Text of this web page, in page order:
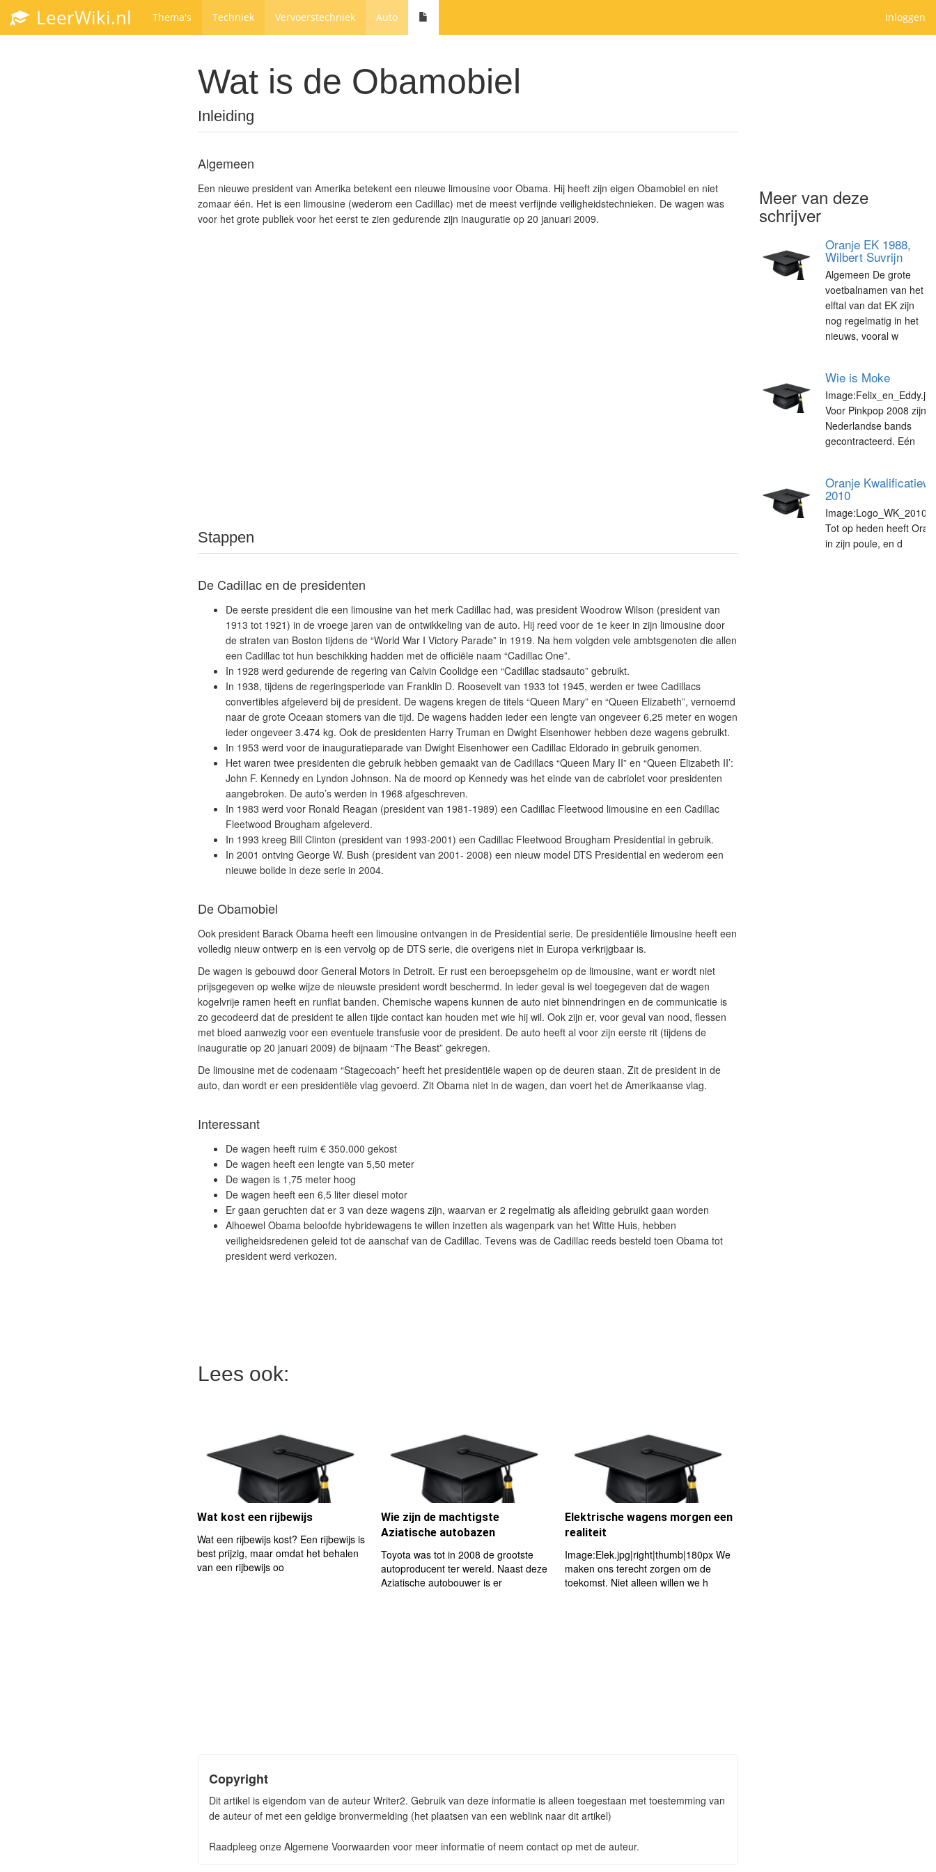
LeerWiki.nl Thema's Techniek Vervoerstechniek Auto Inloggen
Wat is de Obamobiel
Inleiding
Algemeen
Een nieuwe president van Amerika betekent een nieuwe limousine voor Obama. Hij heeft zijn eigen Obamobiel en niet
zomaar één. Het is een limousine (wederom een Cadillac) met de meest verfijnde veiligheidstechnieken. De wagen was
voor het grote publiek voor het eerst te zien gedurende zijn inauguratie op 20 januari 2009.
Stappen
De Cadillac en de presidenten
De eerste president die een limousine van het merk Cadillac had, was president Woodrow Wilson (president van
1913 tot 1921) in de vroege jaren van de ontwikkeling van de auto. Hij reed voor de 1e keer in zijn limousine door
de straten van Boston tijdens de “World War I Victory Parade” in 1919. Na hem volgden vele ambtsgenoten die allen
een Cadillac tot hun beschikking hadden met de officiële naam “Cadillac One”.
In 1928 werd gedurende de regering van Calvin Coolidge een “Cadillac stadsauto” gebruikt.
In 1938, tijdens de regeringsperiode van Franklin D. Roosevelt van 1933 tot 1945, werden er twee Cadillacs
convertibles afgeleverd bij de president. De wagens kregen de titels “Queen Mary” en “Queen Elizabeth”, vernoemd
naar de grote Oceaan stomers van die tijd. De wagens hadden ieder een lengte van ongeveer 6,25 meter en wogen
ieder ongeveer 3.474 kg. Ook de presidenten Harry Truman en Dwight Eisenhower hebben deze wagens gebruikt.
In 1953 werd voor de inauguratieparade van Dwight Eisenhower een Cadillac Eldorado in gebruik genomen.
Het waren twee presidenten die gebruik hebben gemaakt van de Cadillacs “Queen Mary II” en “Queen Elizabeth II’:
John F. Kennedy en Lyndon Johnson. Na de moord op Kennedy was het einde van de cabriolet voor presidenten
aangebroken. De auto’s werden in 1968 afgeschreven.
In 1983 werd voor Ronald Reagan (president van 1981-1989) een Cadillac Fleetwood limousine en een Cadillac
Fleetwood Brougham afgeleverd.
In 1993 kreeg Bill Clinton (president van 1993-2001) een Cadillac Fleetwood Brougham Presidential in gebruik.
In 2001 ontving George W. Bush (president van 2001- 2008) een nieuw model DTS Presidential en wederom een
nieuwe bolide in deze serie in 2004.
De Obamobiel
Ook president Barack Obama heeft een limousine ontvangen in de Presidential serie. De presidentiële limousine heeft een
volledig nieuw ontwerp en is een vervolg op de DTS serie, die overigens niet in Europa verkrijgbaar is.
De wagen is gebouwd door General Motors in Detroit. Er rust een beroepsgeheim op de limousine, want er wordt niet
prijsgegeven op welke wijze de nieuwste president wordt beschermd. In ieder geval is wel toegegeven dat de wagen
kogelvrije ramen heeft en runflat banden. Chemische wapens kunnen de auto niet binnendringen en de communicatie is
zo gecodeerd dat de president te allen tijde contact kan houden met wie hij wil. Ook zijn er, voor geval van nood, flessen
met bloed aanwezig voor een eventuele transfusie voor de president. De auto heeft al voor zijn eerste rit (tijdens de
inauguratie op 20 januari 2009) de bijnaam “The Beast” gekregen.
De limousine met de codenaam “Stagecoach” heeft het presidentiële wapen op de deuren staan. Zit de president in de
auto, dan wordt er een presidentiële vlag gevoerd. Zit Obama niet in de wagen, dan voert het de Amerikaanse vlag.
Interessant
De wagen heeft ruim € 350.000 gekost
De wagen heeft een lengte van 5,50 meter
De wagen is 1,75 meter hoog
De wagen heeft een 6,5 liter diesel motor
Er gaan geruchten dat er 3 van deze wagens zijn, waarvan er 2 regelmatig als afleiding gebruikt gaan worden
Alhoewel Obama beloofde hybridewagens te willen inzetten als wagenpark van het Witte Huis, hebben
veiligheidsredenen geleid tot de aanschaf van de Cadillac. Tevens was de Cadillac reeds besteld toen Obama tot
president werd verkozen.
Lees ook:
Wat kost een rijbewijs
Wat een rijbewijs kost? Een rijbewijs is
best prijzig, maar omdat het behalen
van een rijbewijs oo
Wie zijn de machtigste
Aziatische autobazen
Toyota was tot in 2008 de grootste
autoproducent ter wereld. Naast deze
Aziatische autobouwer is er
Elektrische wagens morgen een
realiteit
Image:Elek.jpg|right|thumb|180px We
maken ons terecht zorgen om de
toekomst. Niet alleen willen we h
Copyright
Dit artikel is eigendom van de auteur Writer2. Gebruik van deze informatie is alleen toegestaan met toestemming van
de auteur of met een geldige bronvermelding (het plaatsen van een weblink naar dit artikel)
Raadpleeg onze Algemene Voorwaarden voor meer informatie of neem contact op met de auteur.
Meer van deze
schrijver
Oranje EK 1988,
Wilbert Suvrijn
Algemeen De grote
voetbalnamen van het
elftal van dat EK zijn
nog regelmatig in het
nieuws, vooral w
Wie is Moke
Voor Pinkpop 2008 zijn
Nederlandse bands
gecontracteerd. Eén
Oranje
2010
Tot op heden heeft
in zijn poule, en d